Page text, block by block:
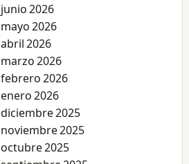
junio 2026
mayo 2026
abril 2026
marzo 2026
febrero 2026
enero 2026
diciembre 2025
noviembre 2025
octubre 2025